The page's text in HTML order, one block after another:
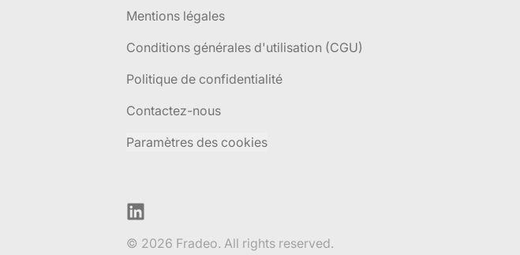
Mentions légales
Conditions générales d'utilisation (CGU)
Politique de confidentialité
Contactez-nous
Paramètres des cookies
LinkedIn
© 2026 Fradeo. All rights reserved.